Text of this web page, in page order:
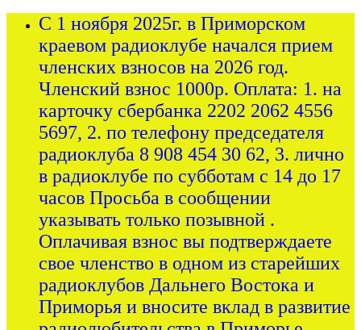
С 1 ноября 2025г. в Приморском
краевом радиоклубе начался прием
членских взносов на 2026 год.
Членский взнос 1000р. Оплата: 1. на
карточку сбербанка 2202 2062 4556
5697, 2. по телефону председателя
радиоклуба 8 908 454 30 62, 3. лично
в радиоклубе по субботам с 14 до 17
часов Просьба в сообщении
указывать только позывной .
Оплачивая взнос вы подтверждаете
свое членство в одном из старейших
радиоклубов Дальнего Востока и
Приморья и вносите вклад в развитие